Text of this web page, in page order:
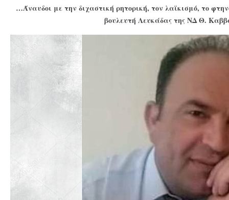
…Άναυδοι με την διχαστική ρητορική, τον λαϊκισμό, το
βουλευτή Λευκάδας της ΝΔ Θ.